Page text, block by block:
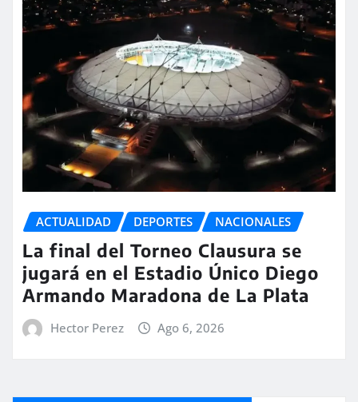
ACTUALIDAD DEPORTES NACIONALES
La final del Torneo Clausura se
jugará en el Estadio Único Diego
Armando Maradona de La Plata
Hector Perez Ago 6, 2026